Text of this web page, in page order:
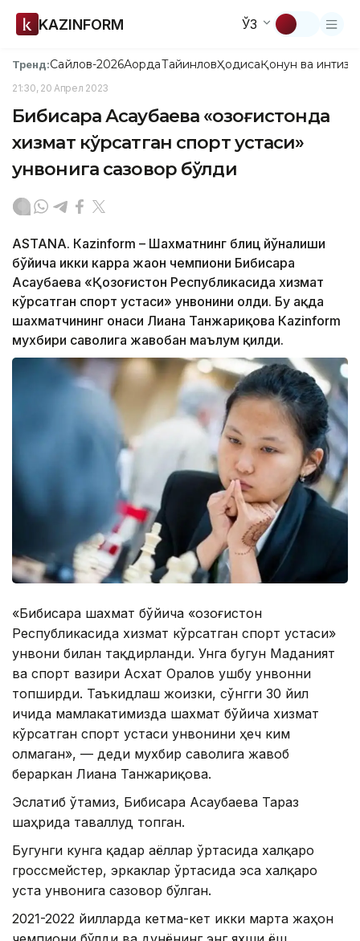
KAZINFORM ЎЗ
Тренд:Сайлов-2026АқордаТайинловҲодисаҚонун ва
21:30, 20 Апрел 2023
Бибисара Асаубаева «Қозоғистонда
хизмат кўрсатган спорт устаси»
унвонига сазовор бўлди
ASTANA. Кazinform – Шахматнинг блиц йўналиши
бўйича икки карра жаҳон чемпиони Бибисара
Асаубаева «Қозоғистон Республикасида хизмат
кўрсатган спорт устаси» унвонини олди. Бу ҳақда
шахматчининг онаси Лиана Танжариқова Каzinform
мухбири саволига жавобан маълум қилди.
«Бибисара шахмат бўйича «Қозоғистон
Республикасида хизмат кўрсатган спорт устаси»
унвони билан тақдирланди. Унга бугун Маданият
ва спорт вазири Асхат Оралов ушбу унвонни
топширди. Таъкидлаш жоизки, сўнгги 30 йил
ичида мамлакатимизда шахмат бўйича хизмат
кўрсатган спорт устаси унвонини ҳеч ким
олмаган», — деди мухбир саволига жавоб
бераркан Лиана Танжариқова.
Эслатиб ўтамиз, Бибисара Асаубаева Тараз
шаҳрида таваллуд топган.
Бугунги кунга қадар аёллар ўртасида халқаро
гроссмейстер, эркаклар ўртасида эса халқаро
уста унвонига сазовор бўлган.
2021-2022 йилларда кетма-кет икки марта жаҳон